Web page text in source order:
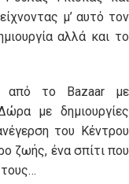
μ’ αυτό τον
αλλά και το
από το Bazaar με
με δημιουργίες
του Κέντρου
ζωής, ένα σπίτι που
τους…